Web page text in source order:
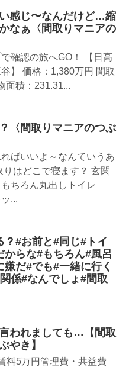
感じ〜なんだけど…縮
なぁ〈間取りマニアの
確認の旅へGO！ 【日高
】 価格：1,380万円 間取
面積：231.31...
〈間取りマニアのつぶ
ばいいよ～なんていうあ
りはどこで寝ます？ 玄関
ちろん丸出しトイレ
...
#お前と#同じ#トイ
からな#もちろん#風呂
嫌だ#でも#一緒に行く
係#なんでしょ#間取
われましても…【間取
やき】
料5万円管理費・共益費